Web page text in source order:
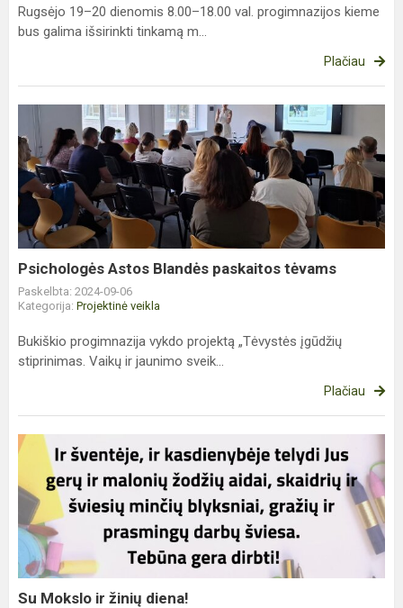
Rugsėjo 19–20 dienomis 8.00–18.00 val. progimnazijos kieme
bus galima išsirinkti tinkamą m...
Plačiau
Psichologės
Astos
Blandės
paskaitos
tėvams
Psichologės Astos Blandės paskaitos tėvams
Paskelbta: 2024-09-06
Kategorija: Projektinė veikla
Bukiškio progimnazija vykdo projektą „Tėvystės įgūdžių
stiprinimas. Vaikų ir jaunimo sveik...
Plačiau
Su
Mokslo
ir
žinių
diena!
Su Mokslo ir žinių diena!